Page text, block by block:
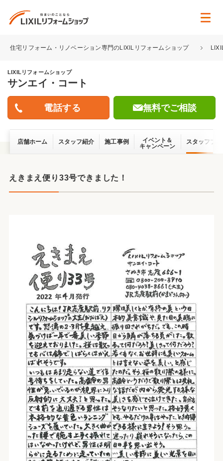
住宅リフォーム・リノベーション専門のLIXILリフォームショップ
LIXILリフォームショップ
サンエイ・コート
無料でご相談
店舗ホーム スタッフ紹介 施工事例
イベント＆
キャンペーン
スタッフブ
えきまえ便り33号できました！